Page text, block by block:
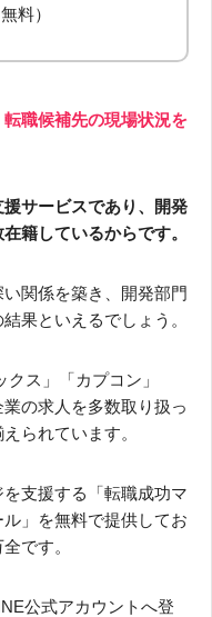
料）
職候補先の現場状況を
サービスであり、開発
籍しているからです。
関係を築き、開発部門
果といえるでしょう。
ス」「カプコン」
の求人を多数取り扱っ
られています。
支援する「転職成功マ
」を無料で提供してお
です。
公式アカウントへ登